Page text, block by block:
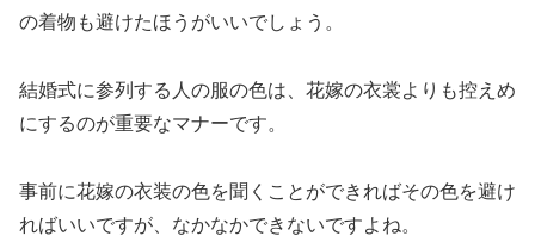
の着物も避けたほうがいいでしょう。
結婚式に参列する人の服の色は、花嫁の衣裳よりも控えめ
にするのが重要なマナーです。
事前に花嫁の衣装の色を聞くことができればその色を避け
ればいいですが、なかなかできないですよね。